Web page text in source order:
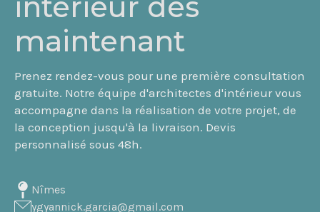
maintenant
Prenez rendez-vous pour une première consultation
gratuite. Notre équipe d'architectes d'intérieur vous
accompagne dans la réalisation de votre projet, de
la conception jusqu'à la livraison. Devis
personnalisé sous 48h.
Nîmes
ygyannick.garcia@gmail.com